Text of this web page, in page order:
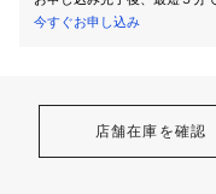
今すぐお申し込み
店舗在庫を確認